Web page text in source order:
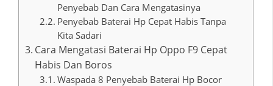
Penyebab Dan Cara Mengatasinya
Penyebab Baterai Hp Cepat Habis Tanpa
Kita Sadari
Cara Mengatasi Baterai Hp Oppo F9 Cepat
Habis Dan Boros
Waspada 8 Penyebab Baterai Hp Bocor